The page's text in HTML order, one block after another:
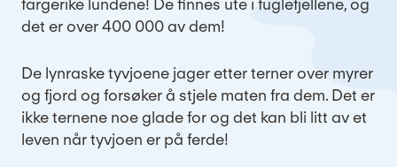
fargerike lundene! De finnes ute i fuglefjellene, og
det er over 400 000 av dem!
De lynraske tyvjoene jager etter terner over myrer
og fjord og forsøker å stjele maten fra dem. Det er
ikke ternene noe glade for og det kan bli litt av et
leven når tyvjoen er på ferde!